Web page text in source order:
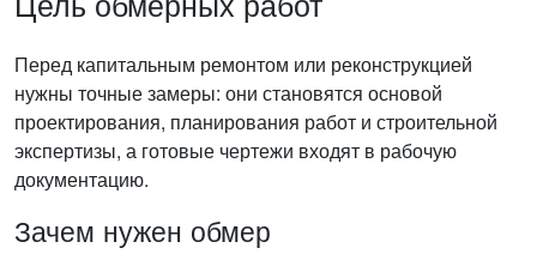
Перед капитальным ремонтом или реконструкцией
нужны точные замеры: они становятся основой
проектирования, планирования работ и строительной
экспертизы, а готовые чертежи входят в рабочую
документацию.
Зачем нужен обмер